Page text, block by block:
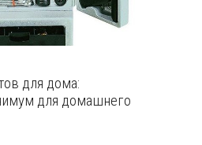
для дома:
для домашнего